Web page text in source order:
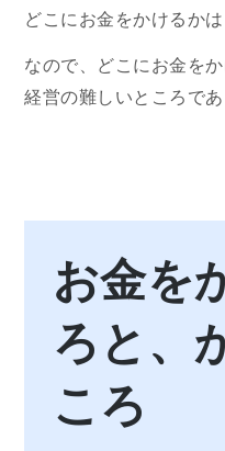
どこにお金をかけるかは
なので、どこにお金を
経営の難しいところであ
お金を
ろと、
ころ